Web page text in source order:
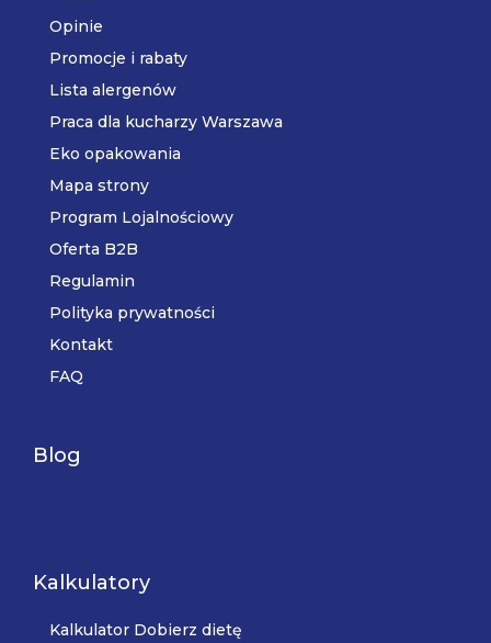
Opinie
Promocje i rabaty
Lista alergenów
Praca dla kucharzy Warszawa
Eko opakowania
Mapa strony
Program Lojalnościowy
Oferta B2B
Regulamin
Polityka prywatności
Kontakt
FAQ
Blog
Kalkulatory
Kalkulator Dobierz dietę